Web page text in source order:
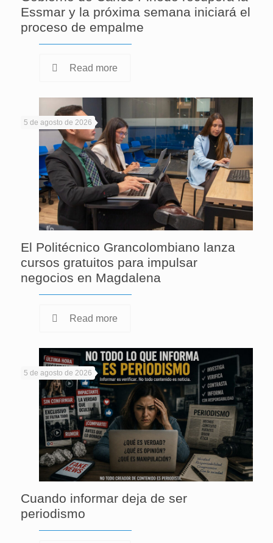
Essmar y la próxima semana iniciará el
proceso de empalme
Read more
5 de agosto de 2026
El Politécnico Grancolombiano lanza
cursos gratuitos para impulsar
negocios en Magdalena
Read more
5 de agosto de 2026
Cuando informar deja de ser
periodismo